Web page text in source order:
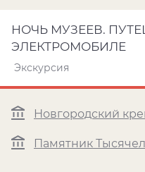
НОЧЬ МУЗЕЕВ.
ЭЛЕКТРОМОБИЛЕ
Экскурсия
Новгородский
Памятник